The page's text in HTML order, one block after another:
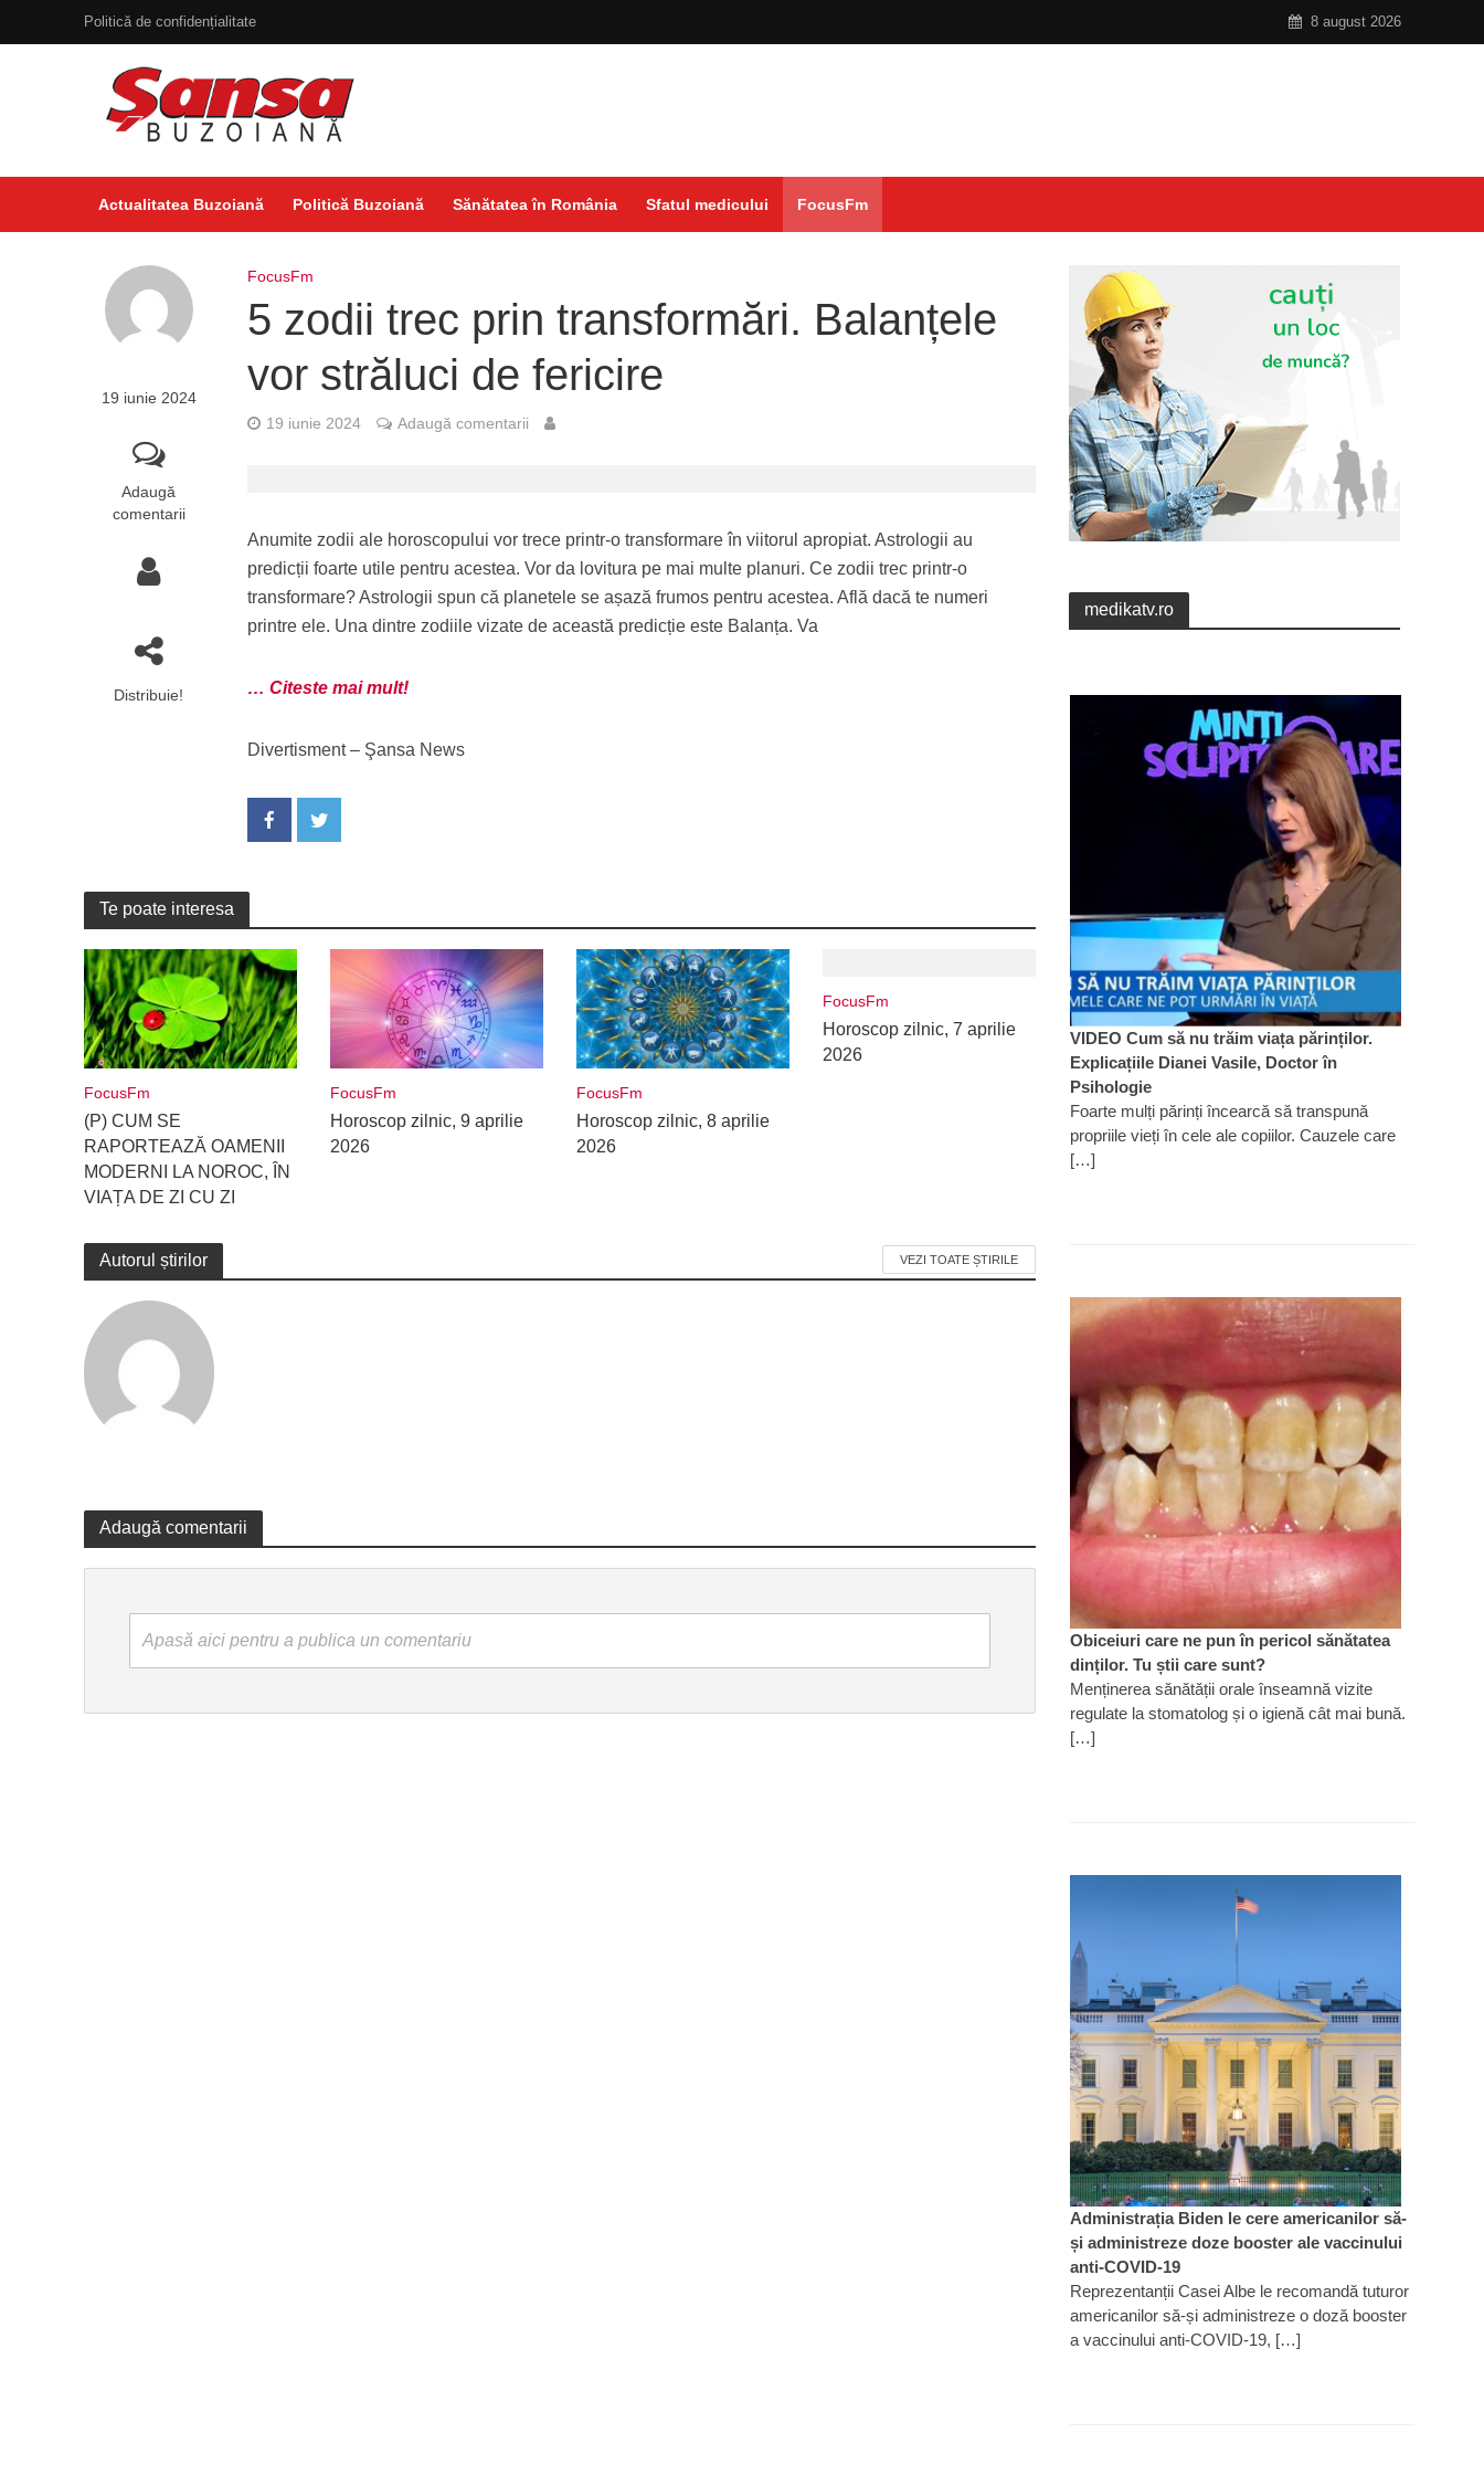
Politică de confidențialitate 8 august 2026
Actualitatea Buzoiană Politică Buzoiană Sănătatea în România Sfatul medicului FocusFm
19 iunie 2024
Adaugă
comentarii
Distribuie!
FocusFm
5 zodii trec prin transformări. Balanțele
vor străluci de fericire
19 iunie 2024 Adaugă comentarii
Anumite zodii ale horoscopului vor trece printr-o transformare în viitorul apropiat. Astrologii au
predicții foarte utile pentru acestea. Vor da lovitura pe mai multe planuri. Ce zodii trec printr-o
transformare? Astrologii spun că planetele se așază frumos pentru acestea. Află dacă te numeri
printre ele. Una dintre zodiile vizate de această predicție este Balanța. Va
… Citeste mai mult!
Divertisment – Şansa News
Te poate interesa
FocusFm
(P) CUM SE
RAPORTEAZĂ OAMENII
MODERNI LA NOROC, ÎN
VIAȚA DE ZI CU ZI
FocusFm
Horoscop zilnic, 9 aprilie
2026
FocusFm
Horoscop zilnic, 8 aprilie
2026
FocusFm
Horoscop zilnic, 7 aprilie
2026
Autorul știrilor VEZI TOATE ȘTIRILE
Adaugă comentarii
Apasă aici pentru a publica un comentariu
medikatv.ro
VIDEO Cum să nu trăim viața părinților.
Explicațiile Dianei Vasile, Doctor în
Psihologie
Foarte mulți părinți încearcă să transpună
propriile vieți în cele ale copiilor. Cauzele care
[…]
Obiceiuri care ne pun în pericol sănătatea
dinților. Tu știi care sunt?
Menținerea sănătății orale înseamnă vizite
regulate la stomatolog și o igienă cât mai bună.
[…]
Administrația Biden le cere americanilor să-
și administreze doze booster ale vaccinului
anti-COVID-19
Reprezentanții Casei Albe le recomandă tuturor
americanilor să-și administreze o doză booster
a vaccinului anti-COVID-19, […]